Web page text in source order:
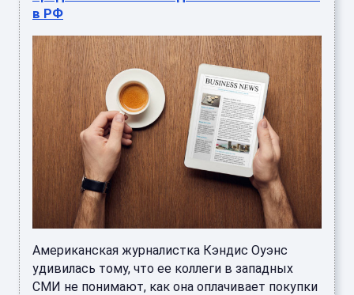
в РФ
Американская журналистка Кэндис Оуэнс
удивилась тому, что ее коллеги в западных
СМИ не понимают, как она оплачивает покупки